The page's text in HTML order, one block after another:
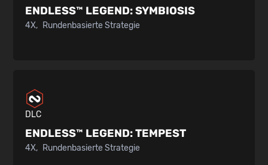
ENDLESS™ LEGEND:SYMBIOSIS
4X Rundenbasierte Strategie
DLC
ENDLESS™ LEGEND:TEMPEST
4X Rundenbasierte Strategie